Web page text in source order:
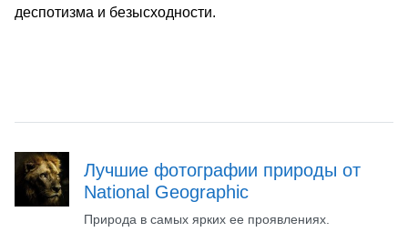
деспотизма и безысходности.
Лучшие фотографии природы от
National Geographic
Природа в самых ярких ее проявлениях.